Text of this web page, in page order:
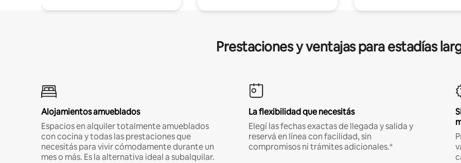
Prestaciones y ventajas para estadías
Alojamientos amueblados
Espacios en alquiler totalmente amueblados
con cocina y todas las prestaciones que
necesitás para vivir cómodamente durante un
mes o más. Es la alternativa ideal a subalquilar.
La flexibilidad que necesitás
Elegí las fechas exactas de llegada y salida y
reservá en línea con facilidad, sin
compromisos ni trámites adicionales.*